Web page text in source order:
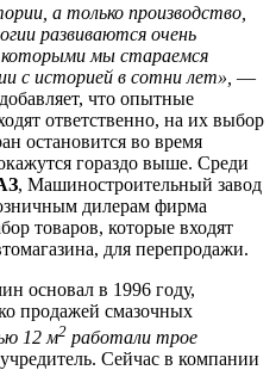
а только производство,
развиваются очень
мы стараемся
с историей в сотни лет», —
что опытные
ответственно, на их выбор
остановится во время
гораздо выше. Среди
, Машиностроительный завод
дилерам фирма
товаров, которые входят
для перепродажи.
основал в 1996 году,
продажей смазочных
12 м2 работали трое
Сейчас в компании